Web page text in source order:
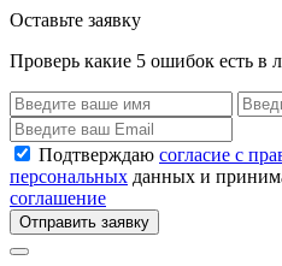
Оставьте заявку
Проверь какие 5 ошибок есть в
Подтверждаю согласие с
персональных данных и
соглашение
Отправить заявку